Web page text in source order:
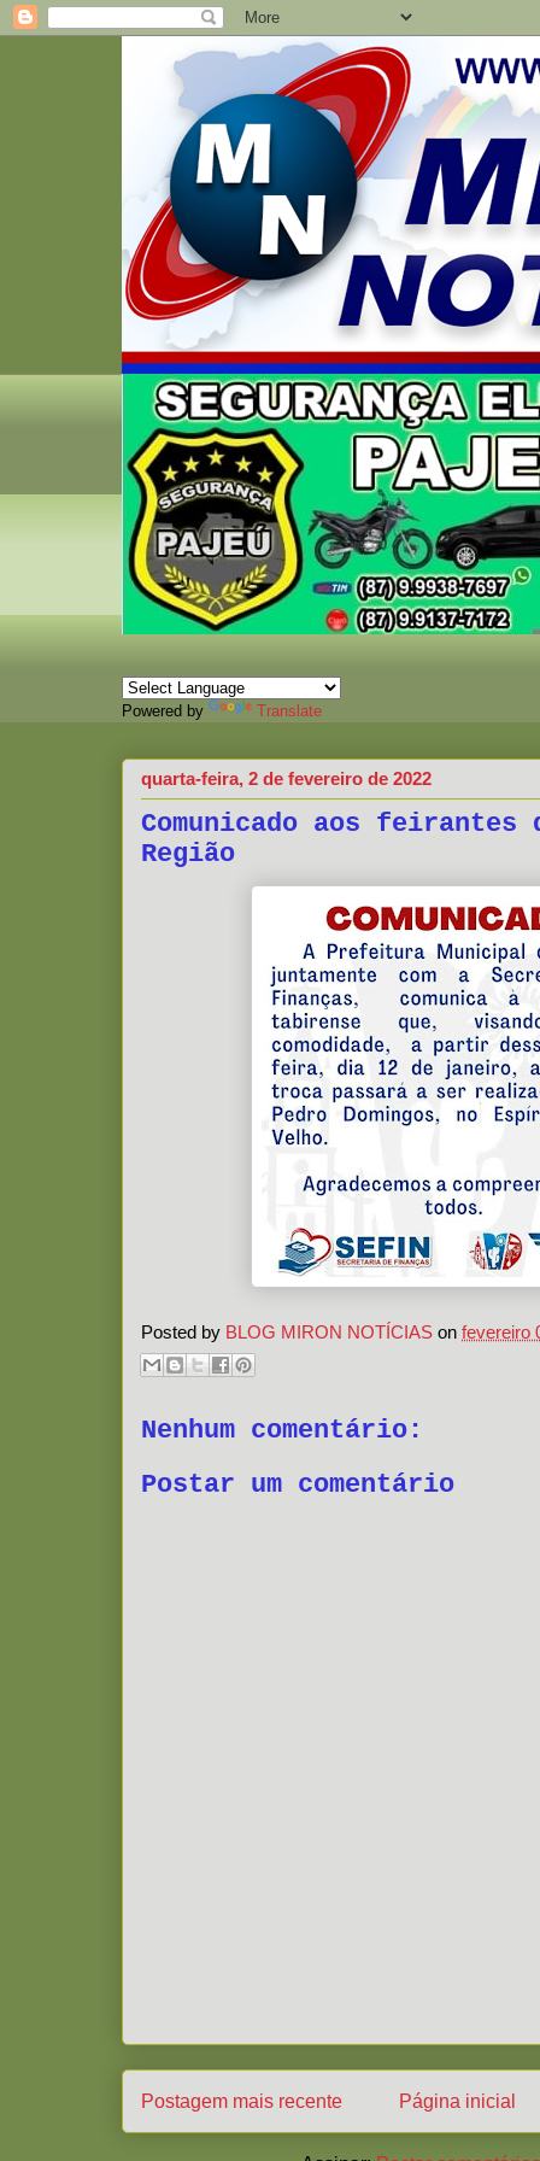
Powered by Translate
quarta-feira, 2 de fevereiro de 2022
Comunicado aos feirantes
Região
Posted by BLOG MIRON NOTÍCIAS on fevereiro
Nenhum comentário:
Postar um comentário
Postagem mais recente Página inicial